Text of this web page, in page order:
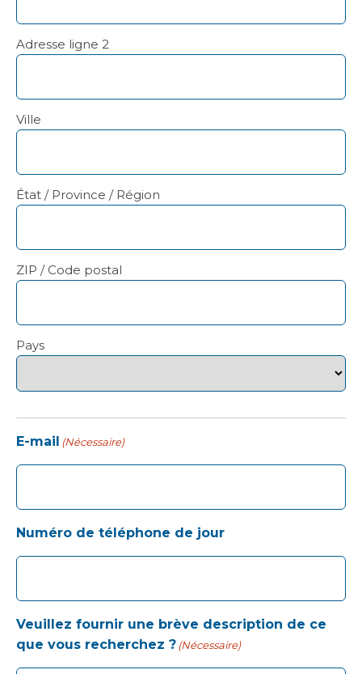
Adresse ligne 2
Ville
État / Province / Région
ZIP / Code postal
Pays
E-mail (Nécessaire)
Numéro de téléphone de jour
Veuillez fournir une brève description de ce
que vous recherchez ?(Nécessaire)